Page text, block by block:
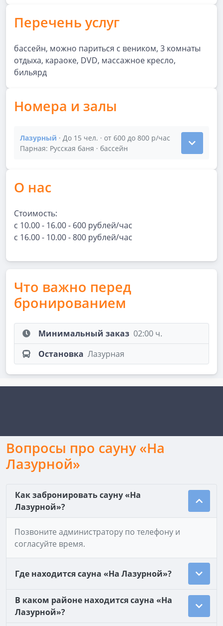
Перечень услуг
бассейн, можно париться с веником, 3 комнаты
отдыха, караоке, DVD, массажное кресло,
бильярд
Номера и залы
Лазурный · До 15 чел. · от 600 до 800 р/час
Парная: Русская баня · бассейн
Показать подробности зала Лазурный
О нас
Стоимость:
с 10.00 - 16.00 - 600 рублей/час
с 16.00 - 10.00 - 800 рублей/час
Что важно перед
бронированием
Минимальный заказ 02:00 ч.
Остановка Лазурная
Вопросы про сауну «На
Лазурной»
Как забронировать сауну «На
Лазурной»?
Позвоните администратору по телефону и
согласуйте время.
Где находится сауна «На Лазурной»?
В каком районе находится сауна «На
Лазурной»?